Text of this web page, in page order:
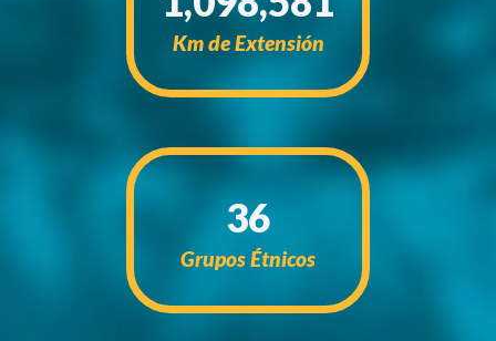
Km de Extensión
36
Grupos Étnicos